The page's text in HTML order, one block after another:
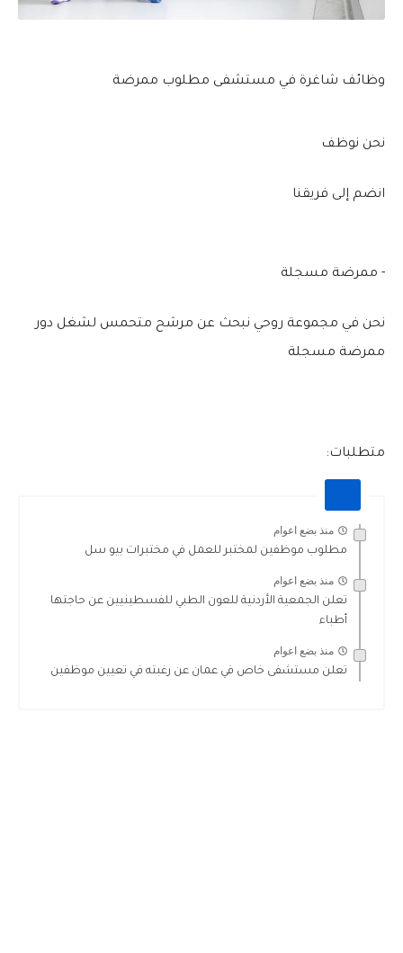
وظائف شاغرة في مستشفى مطلوب ممرضة
نحن نوظف
انضم إلى فريقنا
- ممرضة مسجلة
نحن في مجموعة روحي نبحث عن مرشح متحمس لشغل دور
ممرضة مسجلة
متطلبات:
منذ بضع اعوام
مطلوب موظفين لمختبر للعمل في مختبرات بيو سل
منذ بضع اعوام
تعلن الجمعية الأردنية للعون الطبي للفسطينيين عن حاجتها
أطباء
منذ بضع اعوام
تعلن مستشفى خاص في عمان عن رغبته في تعيين موظفين